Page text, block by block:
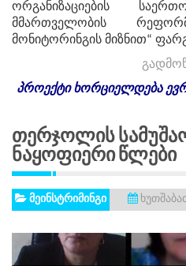
ორგანიზაციების
მმართველობის
მონიტორინგის მიზნით“
პროექტი ხორციელდება
Თერჯოლის
Ნაყოფიერი Წლები
მეინსტრიმინგი